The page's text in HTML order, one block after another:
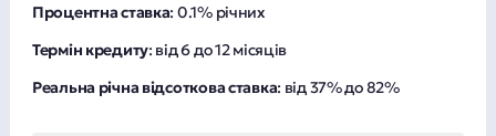
Процентна ставка: 0.1% річних
Термін кредиту: від 6 до 12 місяців
Реальна річна відсоткова ставка: від 37% до 82%